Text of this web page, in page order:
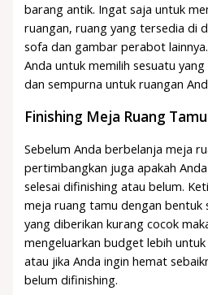
barang antik. Ingat saja untuk
ruangan, ruang yang tersedia di
sofa dan gambar perabot
Anda untuk memilih sesuatu
dan sempurna untuk ruangan
Finishing Meja Ruang
Sebelum Anda berbelanja meja
pertimbangkan juga apakah
selesai difinishing atau belum.
meja ruang tamu dengan bentuk
yang diberikan kurang cocok
mengeluarkan budget lebih
atau jika Anda ingin hemat
belum difinishing.